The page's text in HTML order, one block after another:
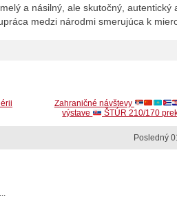
a násilný, ale skutočný, autentický
medzi národmi smerujúca k
Zahraničné návštevy
výstave
ŠTÚR 210/170
Posledný